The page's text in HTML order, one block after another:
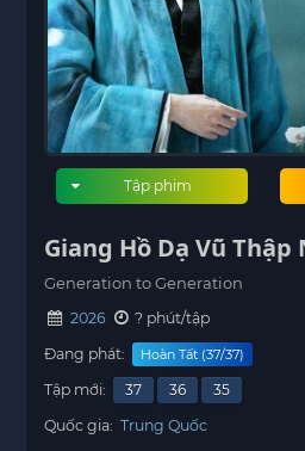
Tập phim
Giang Hồ Dạ Vũ
Generation to Generation
2026
? phút/tập
Đang phát:
Hoàn Tất (37/37)
Tập mới: 37 36
35
Quốc gia: Trung Quốc